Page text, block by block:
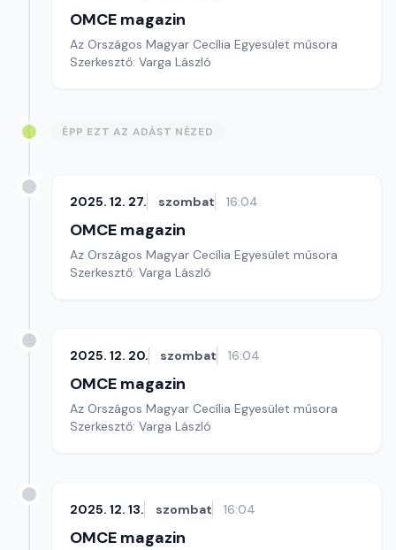
OMCE magazin
Az Országos Magyar Cecília Egyesület műsora
Szerkesztő: Varga László
ÉPP EZT AZ ADÁST NÉZED
2025. 12. 27. szombat 16:04
OMCE magazin
Az Országos Magyar Cecília Egyesület műsora
Szerkesztő: Varga László
2025. 12. 20. szombat 16:04
OMCE magazin
Az Országos Magyar Cecília Egyesület műsora
Szerkesztő: Varga László
2025. 12. 13. szombat 16:04
OMCE magazin